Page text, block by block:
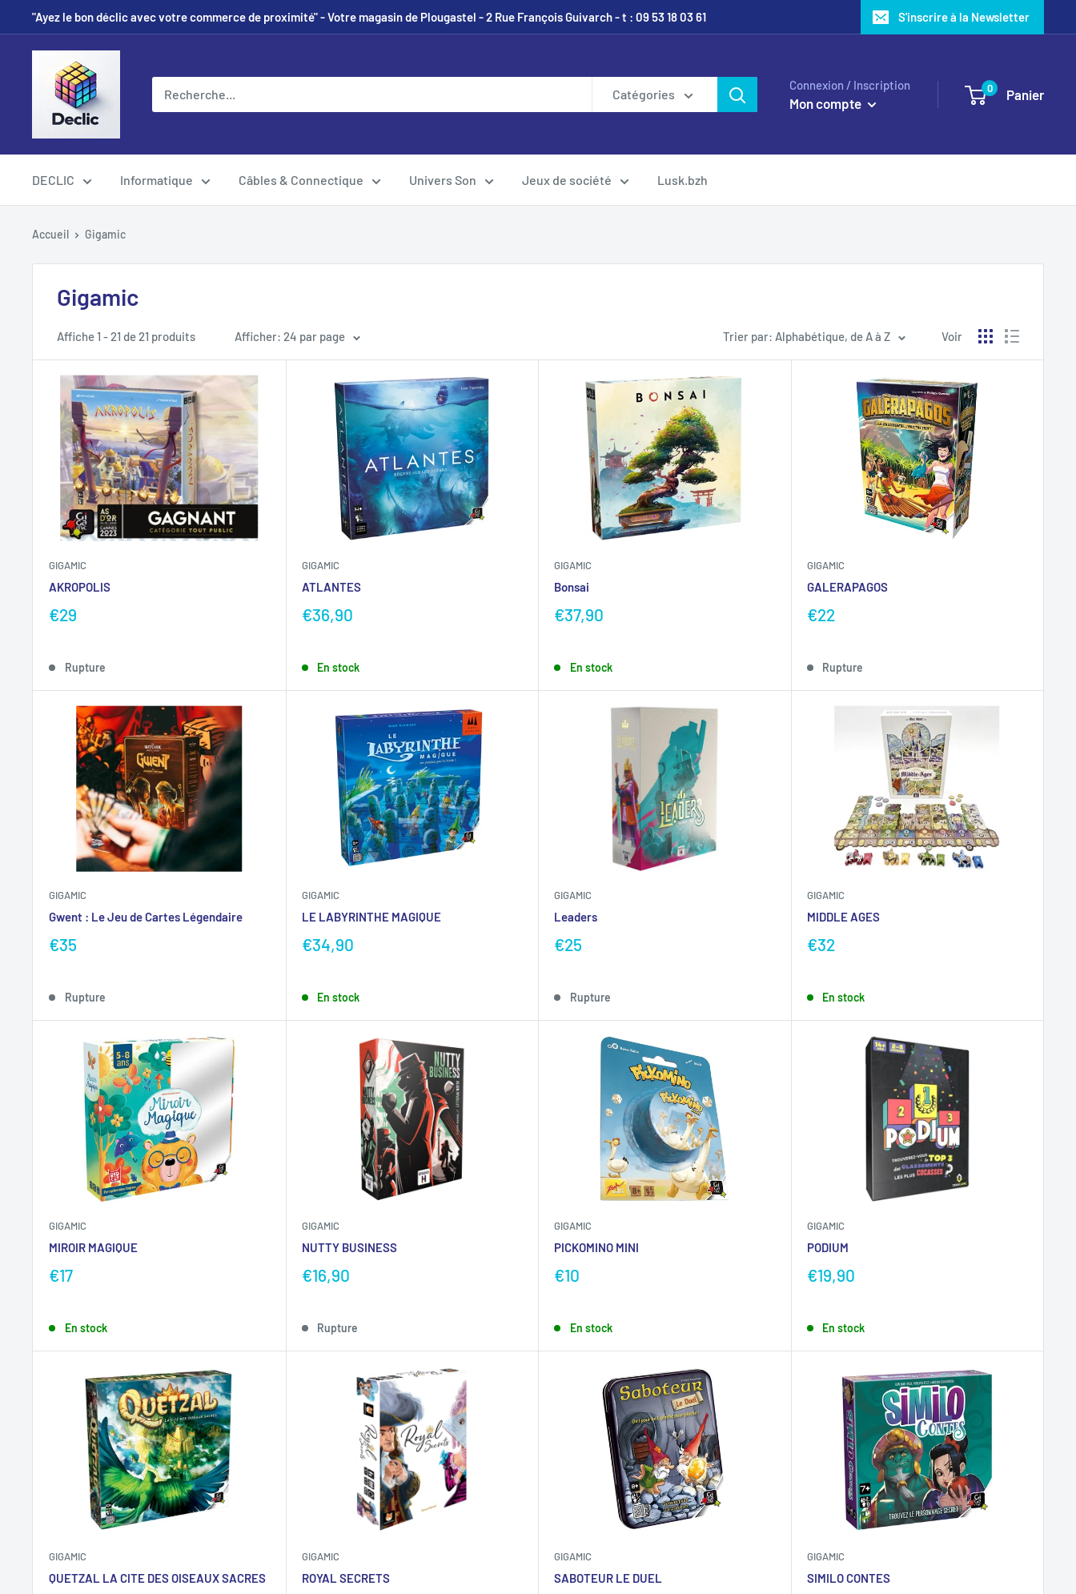
"Ayez le bon déclic avec votre commerce de proximité" - Votre magasin de Plougastel - 2 Rue François Guivarch - t : 09 53 18 03 61 S'inscrire à la Newsletter
Catégories
Connexion / Inscription
Mon compte
0 Panier
DECLIC Informatique Câbles & Connectique Univers Son Jeux de société Lusk.bzh
Accueil Gigamic
Gigamic
Affiche 1 - 21 de 21 produits Afficher: 24 par page Trier par: Alphabétique, de A à Z Voir
GIGAMIC
AKROPOLIS
€29
Rupture
GIGAMIC
ATLANTES
€36,90
En stock
GIGAMIC
Bonsai
€37,90
En stock
GIGAMIC
GALERAPAGOS
€22
Rupture
GIGAMIC
Gwent : Le Jeu de Cartes Légendaire
€35
Rupture
GIGAMIC
LE LABYRINTHE MAGIQUE
€34,90
En stock
GIGAMIC
Leaders
€25
Rupture
GIGAMIC
MIDDLE AGES
€32
En stock
GIGAMIC
MIROIR MAGIQUE
€17
En stock
GIGAMIC
NUTTY BUSINESS
€16,90
Rupture
GIGAMIC
PICKOMINO MINI
€10
En stock
GIGAMIC
PODIUM
€19,90
En stock
GIGAMIC
QUETZAL LA CITE DES OISEAUX SACRES
GIGAMIC
ROYAL SECRETS
GIGAMIC
SABOTEUR LE DUEL
GIGAMIC
SIMILO CONTES